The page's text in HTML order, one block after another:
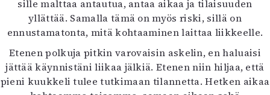
sille malttaa antautua, antaa aikaa ja tilaisuuden
yllättää. Samalla tämä on myös riski, sillä on
ennustamatonta, mitä kohtaaminen laittaa liikkeelle.
Etenen polkuja pitkin varovaisin askelin, en haluaisi
jättää käynnistäni liikaa jälkiä. Etenen niin hiljaa, että
pieni kuukkeli tulee tutkimaan tilannetta. Hetken aikaa